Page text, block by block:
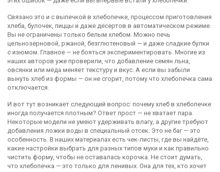
Связано это и с выпечкой в хлебопечке, процессом приготовления
хлеба, булочек, пиццы и даже десертов в автоматическом режиме.
Вы не ограничены только белым хлебом. Можно печь
цельнозерновой, ржаной, безглютеновый — и даже сладкие булки
с изюмом. Главное — не бояться экспериментировать. Многие из
наших авторов уже проверили, что добавление семян льна,
овсянки или мёда меняет текстуру и вкус. А если вы забыли
вынуть хлеб из формы — он не сгорит, потому что хлебопечка сама
отключается.
И вот тут возникает следующий вопрос: почему хлеб в хлебопечке
иногда получается плотным? Ответ прост — не хватает пара.
Некоторые модели не умеют удерживать влагу, а другие требуют
добавления ложки воды в специальный отсек. Это не баг — это
особенность. В наших материалах есть чек-листы, где вы найдёте,
какие настройки выбрать для разных типов муки и как правильно
чистить форму, чтобы не оставалась корочка. Не стоит думать,
что хлебопечка — это только для ленивых. Она для тех, кто хочет